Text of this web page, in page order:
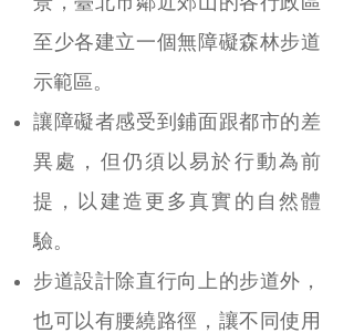
至少各建立一個無障礙森林步道
示範區。
讓障礙者感受到鋪面跟都市的差
異處，但仍須以易於行動為前
提，以建造更多真實的自然體
驗。
步道設計除直行向上的步道外，
也可以有腰繞路徑，讓不同使用